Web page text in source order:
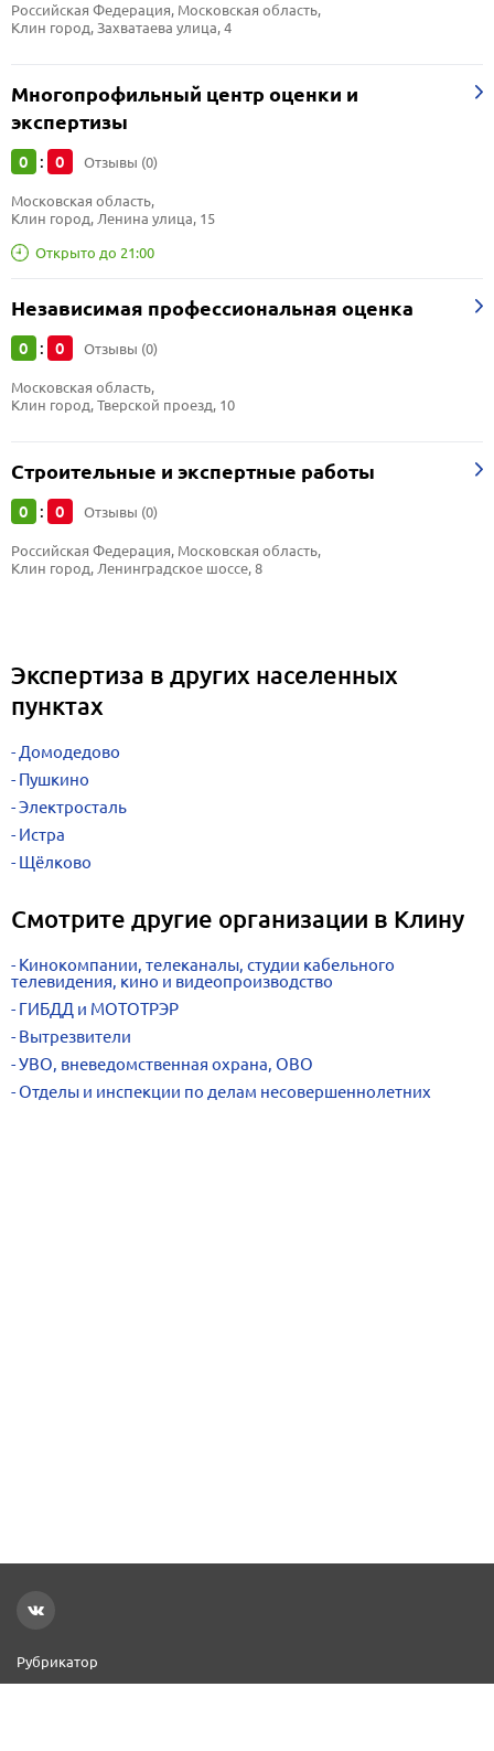
Российская Федерация, Московская область,
Клин город, Захватаева улица, 4
Многопрофильный центр оценки и
экспертизы
0 : 0 Отзывы (0)
Открыто до 21:00
Московская область,
Клин город, Ленина улица, 15
Независимая профессиональная оценка
0 : 0 Отзывы (0)
Московская область,
Клин город, Тверской проезд, 10
Строительные и экспертные работы
0 : 0 Отзывы (0)
Российская Федерация, Московская область,
Клин город, Ленинградское шоссе, 8
Экспертиза в других населенных
пунктах
Домодедово
Пушкино
Электросталь
Истра
Щёлково
Смотрите другие организации в Клину
Кинокомпании, телеканалы, студии кабельного
телевидения, кино и видеопроизводство
ГИБДД и МОТОТРЭР
Вытрезвители
УВО, вневедомственная охрана, ОВО
Отделы и инспекции по делам несовершеннолетних
Рубрикатор